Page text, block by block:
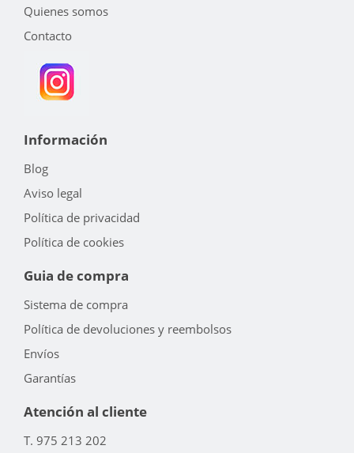
Quienes somos
Contacto
Información
Blog
Aviso legal
Política de privacidad
Política de cookies
Guia de compra
Sistema de compra
Política de devoluciones y reembolsos
Envíos
Garantías
Atención al cliente
T. 975 213 202